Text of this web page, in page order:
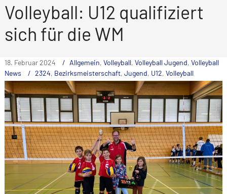
Volleyball: U12 qualifiziert
sich für die WM
18. Februar 2024 Allgemein, Volleyball, Volleyball Jugend, Volleyball
News
2324, Bezirksmeisterschaft, Jugend, U12, Volleyball